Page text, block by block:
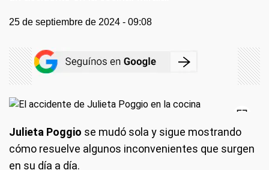
25 de septiembre de 2024 - 09:08
Julieta Poggio se mudó sola y sigue mostrando
cómo resuelve algunos inconvenientes que surgen
en su día a día.